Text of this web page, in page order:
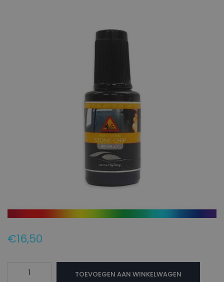
€16,50
VOLKSWAGEN
TOEVOEGEN AAN WINKELWAGEN